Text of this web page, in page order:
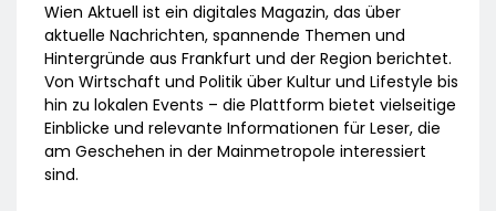
Wien Aktuell ist ein digitales Magazin, das über
aktuelle Nachrichten, spannende Themen und
Hintergründe aus Frankfurt und der Region berichtet.
Von Wirtschaft und Politik über Kultur und Lifestyle bis
hin zu lokalen Events – die Plattform bietet vielseitige
Einblicke und relevante Informationen für Leser, die
am Geschehen in der Mainmetropole interessiert
sind.